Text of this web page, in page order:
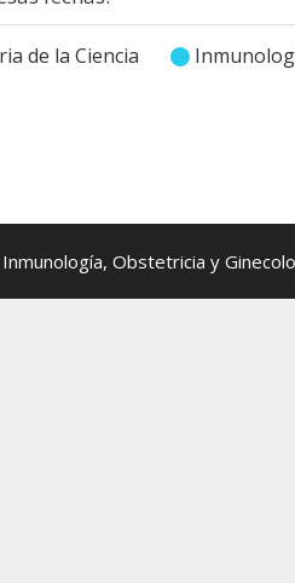
de la Ciencia
Obstetricia y